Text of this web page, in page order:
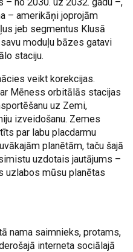
– amerikāņi joprojām
jeb segmentus Klusā
moduļu bāzes gatavi
staciju.
veikt korekcijas.
Mēness orbitālās stacijas
uz Zemi,
izveidošanu. Zemes
par labu placdarmu
planētām, taču šajā
uzdotais jautājums –
uzlabos mūsu planētas
nama saimnieks, protams,
interneta sociālajā